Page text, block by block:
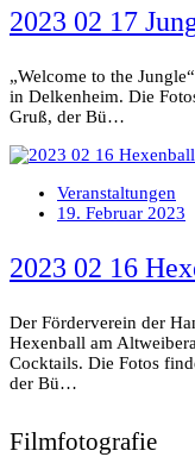
2023 02 17
„Welcome to the
in Delkenheim. Die
Gruß, der Bü…
Veranstaltungen
19. Februar 2023
2023 02 16
Der Förderverein der
Hexenball am
Cocktails. Die Fotos
der Bü…
Filmfotografie